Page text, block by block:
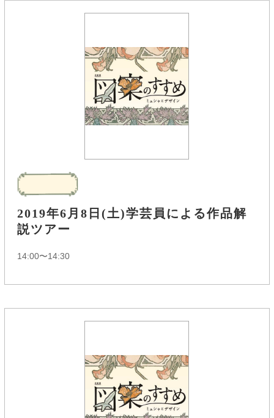
2019年6月8日(土)学芸員による作品解
説ツアー
14:00〜14:30